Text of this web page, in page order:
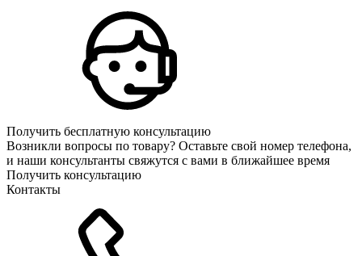
Получить бесплатную консультацию
Возникли вопросы по товару? Оставьте свой номер телефона,
и наши консультанты свяжутся с вами в ближайшее время
Получить консультацию
Контакты